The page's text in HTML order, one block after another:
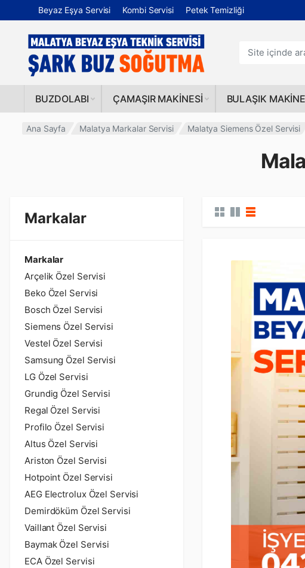
Beyaz Eşya Servisi Kombi Servisi Petek Temizliği
BUZDOLABI ÇAMAŞIR MAKINESI BULAŞIK
Ana Sayfa Malatya Markalar Servisi Malatya Siemens Özel Servisi
Markalar
Markalar
Arçelik Özel Servisi
Beko Özel Servisi
Bosch Özel Servisi
Siemens Özel Servisi
Vestel Özel Servisi
Samsung Özel Servisi
LG Özel Servisi
Grundig Özel Servisi
Regal Özel Servisi
Profilo Özel Servisi
Altus Özel Servisi
Ariston Özel Servisi
Hotpoint Özel Servisi
AEG Electrolux Özel Servisi
Demirdöküm Özel Servisi
Vaillant Özel Servisi
Baymak Özel Servisi
ECA Özel Servisi